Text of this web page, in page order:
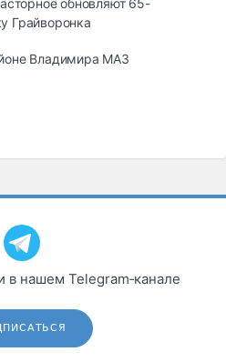
обновляют 65-
Грайворонка
Владимира МАЗ
в нашем Telegram‑канале